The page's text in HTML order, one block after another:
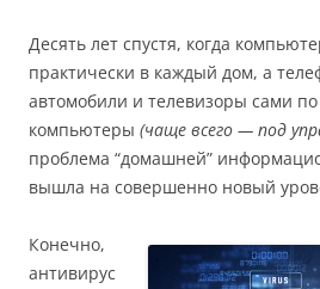
Десять лет спустя, когда
практически в каждый дом, а
автомобили и телевизоры сами
компьютеры (чаще всего — под
проблема “домашней”
вышла на совершенно новый
Конечно,
антивирус